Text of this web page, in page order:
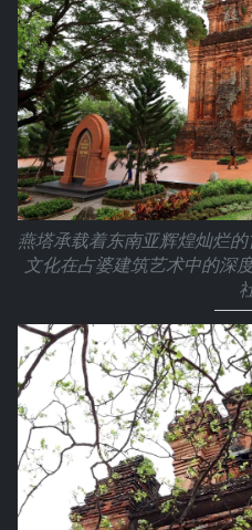
燕塔承载着东南亚辉煌灿烂
文化在占婆建筑艺术中的深